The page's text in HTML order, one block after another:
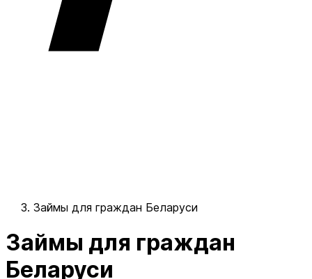
Займы для граждан Беларуси
Займы для граждан
Беларуси